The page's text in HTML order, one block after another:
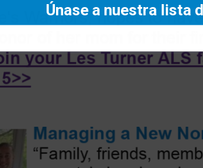
Únase a nuestra lista